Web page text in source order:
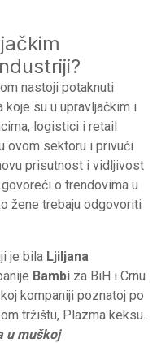
nastoji potaknuti
su u upravljačkim i
logistici i retail
ovom sektoru i privući
prisutnost i vidljivost
o trendovima u
žene trebaju odgovoriti
je bila Ljiljana
Bambi za BiH i Crnu
kompaniji poznatoj po
tržištu, Plazma keksu.
u muškoj